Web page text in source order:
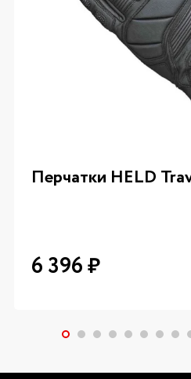
Перчатки HELD
6 396₽